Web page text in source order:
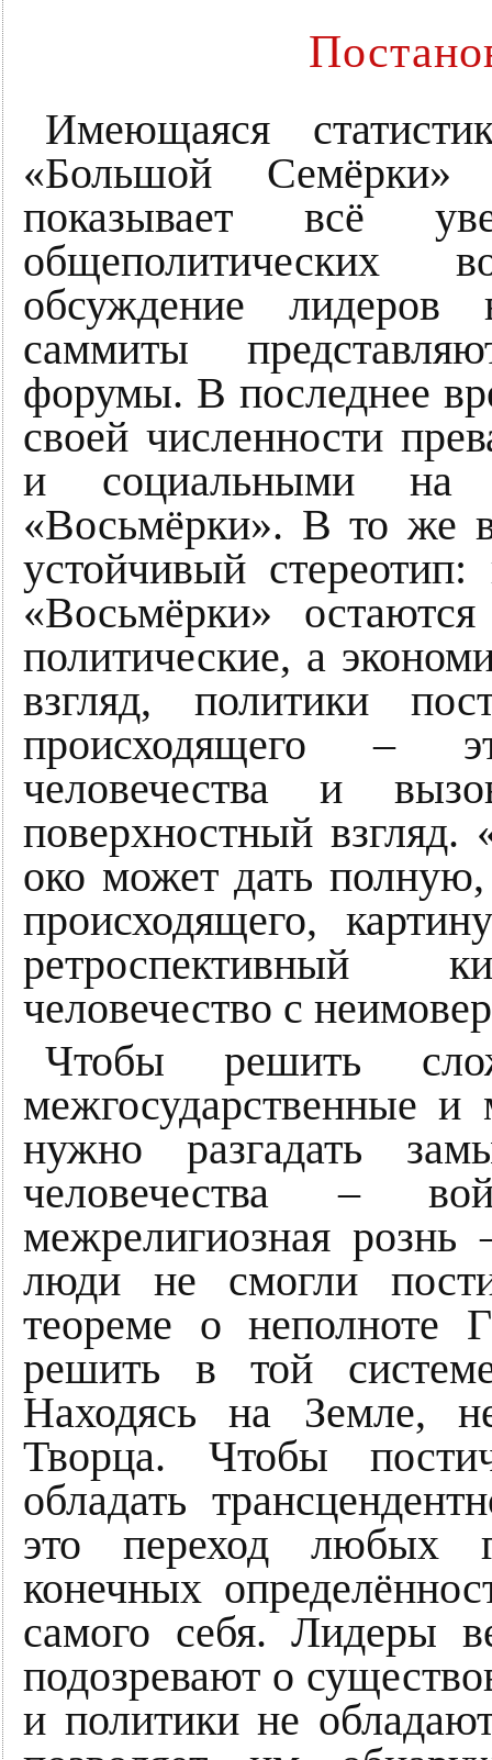
Имеющаяся
«Большой
показывает всё
общеполитических
обсуждение
саммиты
форумы. В последнее
своей численности
и социальными на
«Восьмёрки». В то же
устойчивый
«Восьмёрки»
политические, а
взгляд, политики
происходящего –
человечества и
поверхностный взгляд.
око может дать
происходящего,
ретроспективный
человечество с
Чтобы решить
межгосударственные
нужно разгадать
человечества –
межрелигиозная рознь
люди не смогли
теореме о неполноте
решить в той
Находясь на Земле,
Творца. Чтобы
обладать
это переход любых
конечных
самого себя. Лидеры
подозревают о
и политики не